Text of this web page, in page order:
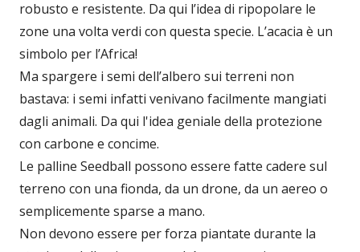
robusto e resistente. Da qui l’idea di ripopolare le
zone una volta verdi con questa specie. L’acacia è un
simbolo per l’Africa!
Ma spargere i semi dell’albero sui terreni non
bastava: i semi infatti venivano facilmente mangiati
dagli animali. Da qui l'idea geniale della protezione
con carbone e concime.
Le palline Seedball possono essere fatte cadere sul
terreno con una fionda, da un drone, da un aereo o
semplicemente sparse a mano.
Non devono essere per forza piantate durante la